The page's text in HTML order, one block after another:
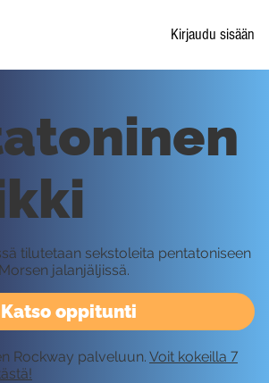
Kirjaudu sisään
Katso oppitunti
tilutetaan sekstoleita pentatoniseen
jalanjäljissä.
Rockway palveluun. Voit kokeilla 7